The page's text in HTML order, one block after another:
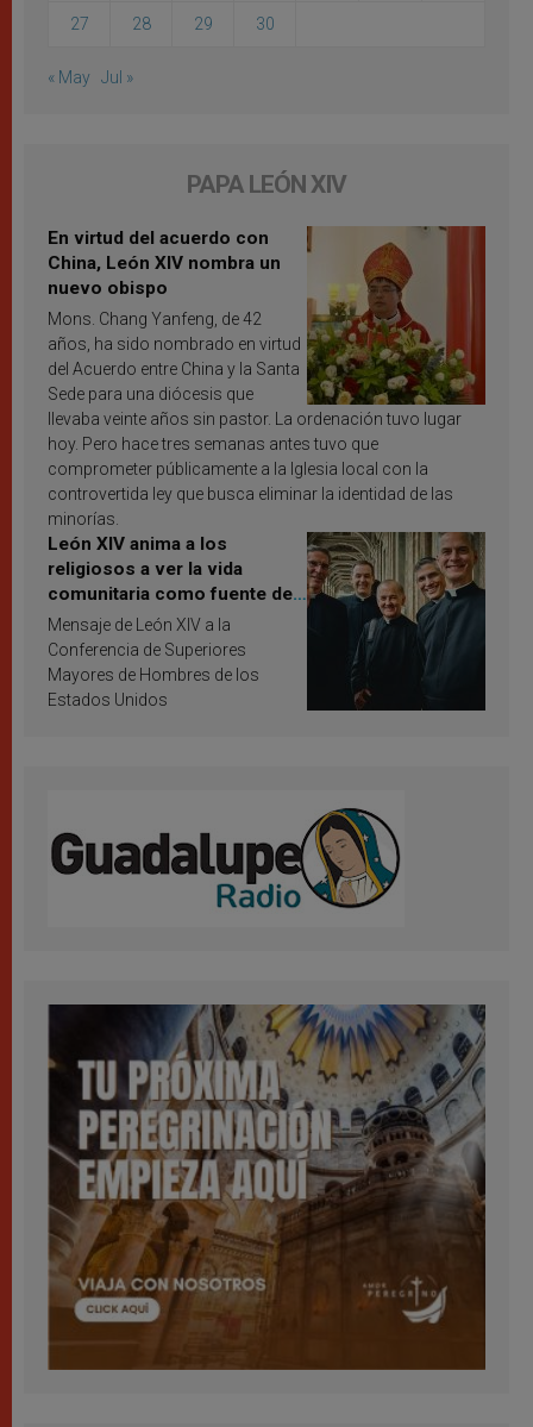
27 28 29 30
« May Jul »
PAPA LEÓN XIV
En virtud del acuerdo con
China, León XIV nombra un
nuevo obispo
Mons. Chang Yanfeng, de 42
años, ha sido nombrado en virtud
del Acuerdo entre China y la Santa
Sede para una diócesis que
llevaba veinte años sin pastor. La ordenación tuvo lugar
hoy. Pero hace tres semanas antes tuvo que
comprometer públicamente a la Iglesia local con la
controvertida ley que busca eliminar la identidad de las
minorías.
León XIV anima a los
religiosos a ver la vida
comunitaria como fuente de
inspiración y santificación
Mensaje de León XIV a la
Conferencia de Superiores
Mayores de Hombres de los
Estados Unidos